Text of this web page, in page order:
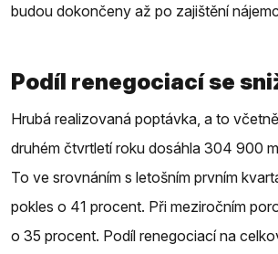
budou dokončeny až po zajištění
Podíl renegociací se
Hrubá realizovaná poptávka, a to
druhém čtvrtletí roku dosáhla 304 900
To ve srovnáním s letošním prvním
pokles o 41 procent. Při meziročním
o 35 procent. Podíl renegociací na